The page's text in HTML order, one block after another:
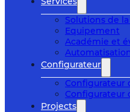
Solutions de
Equipement
Académie et
Configurateur
Configurateur
Configurateur
Projects